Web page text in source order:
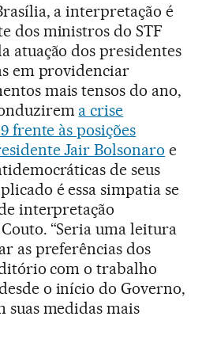
a interpretação é
dos ministros do STF
atuação dos presidentes
em providenciar
mais tensos do ano,
a crise
frente às posições
Jair Bolsonaro e
de seus
é essa simpatia se
interpretação
“Seria uma leitura
as preferências dos
com o trabalho
o início do Governo,
suas medidas mais